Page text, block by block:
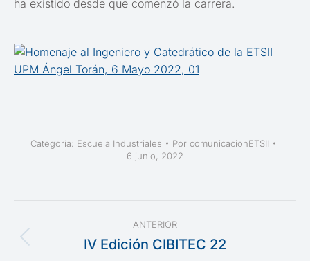
ha existido desde que comenzó la carrera.
Categoría: Escuela Industriales Por comunicacionETSII
6 junio, 2022
Navegación
entre
ANTERIOR
Publicación
IV Edición CIBITEC 22